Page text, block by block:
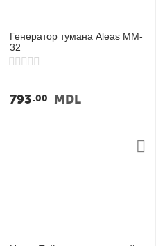
Генератор тумана Aleas MM-
32
793 00 MDL